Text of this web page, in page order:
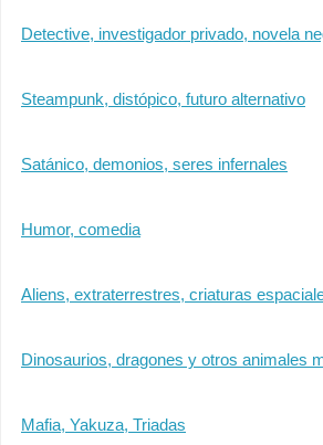
Detective, investigador privado, novela
Steampunk, distópico, futuro alternativo
Satánico, demonios, seres infernales
Humor, comedia
Aliens, extraterrestres, criaturas
Dinosaurios, dragones y otros animales
Mafia, Yakuza, Triadas